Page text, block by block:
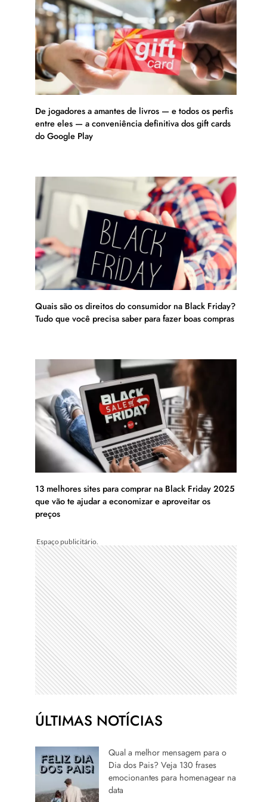
De jogadores a amantes de livros — e todos os perfis
entre eles — a conveniência definitiva dos gift cards
do Google Play
Quais são os direitos do consumidor na Black Friday?
Tudo que você precisa saber para fazer boas compras
13 melhores sites para comprar na Black Friday 2025
que vão te ajudar a economizar e aproveitar os
preços
ÚLTIMAS NOTÍCIAS
Qual a melhor mensagem para o
Dia dos Pais? Veja 130 frases
emocionantes para homenagear na
data